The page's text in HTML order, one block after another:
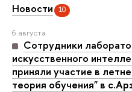
Новости 10
6 августа
Сотрудники
искусственного
приняли участие в
теория обучения" в